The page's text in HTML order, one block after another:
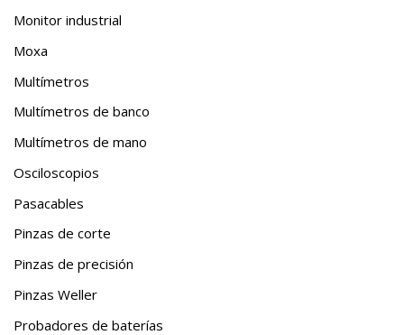
Monitor industrial
Moxa
Multímetros
Multímetros de banco
Multímetros de mano
Osciloscopios
Pasacables
Pinzas de corte
Pinzas de precisión
Pinzas Weller
Probadores de baterías